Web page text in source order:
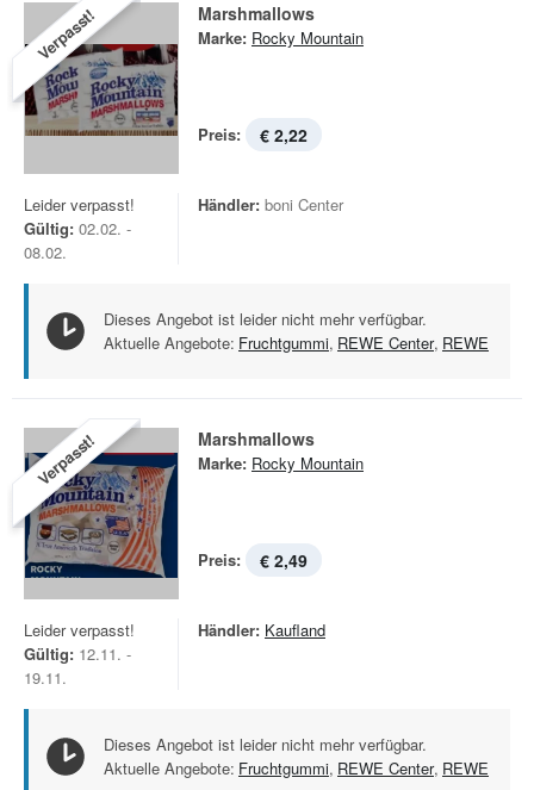
Verpasst! Marshmallows
Marke: Rocky Mountain
Preis: € 2,22
Leider verpasst!
Gültig: 02.02. -
08.02.
Händler: boni Center
Dieses Angebot ist leider nicht mehr verfügbar.
Aktuelle Angebote: Fruchtgummi, REWE Center, REWE
Verpasst! Marshmallows
Marke: Rocky Mountain
Preis: € 2,49
Leider verpasst!
Gültig: 12.11. -
19.11.
Händler: Kaufland
Dieses Angebot ist leider nicht mehr verfügbar.
Aktuelle Angebote: Fruchtgummi, REWE Center, REWE